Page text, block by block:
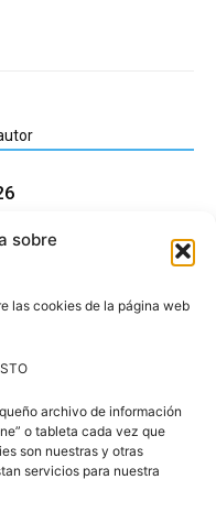
sobre
las cookies de la página web
archivo de información
o tableta cada vez que
son nuestras y otras
servicios para nuestra
(CAAB)
Villanúa 2026